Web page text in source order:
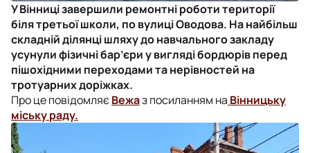
У Вінниці завершили ремонтні роботи території
біля третьої школи, по вулиці Оводова. На найбільш
складній ділянці шляху до навчального закладу
усунули фізичні бар’єри у вигляді бордюрів перед
пішохідними переходами та нерівностей на
тротуарних доріжках.
Про це повідомляєВежаз посиланням на Вінницьку
міську раду.